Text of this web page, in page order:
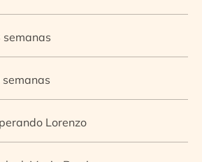
Lorenzo